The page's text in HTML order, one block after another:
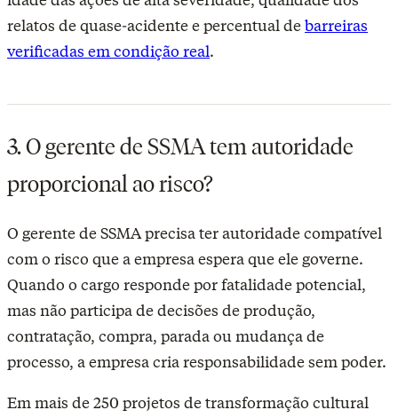
relatos de quase-acidente e percentual debarreiras
verificadas em condição real.
3. O gerente de SSMA tem autoridade
proporcional ao risco?
O gerente de SSMA precisa ter autoridade compatível
com o risco que a empresa espera que ele governe.
Quando o cargo responde por fatalidade potencial,
mas não participa de decisões de produção,
contratação, compra, parada ou mudança de
processo, a empresa cria responsabilidade sem poder.
Em mais de 250 projetos de transformação cultural